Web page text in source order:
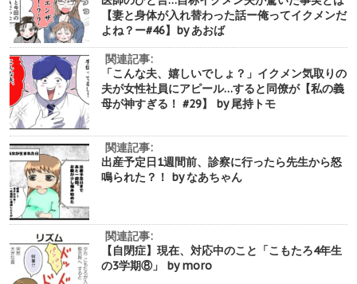
【妻と身体が入れ替わった話ー俺ってイクメンだ
よね？ー#46】by あおば
関連記事:
「こんな夫、嬉しいでしょ？」イクメン気取りの
夫が女性社員にアピール…すると同僚が【私の義
母が神すぎる！ #29】 by 尾持トモ
関連記事:
出産予定日1週間前、診察に行ったら先生から怒
鳴られた？！ by なあちゃん
関連記事:
【自閉症】現在、対応中のこと「こもたろ4年生
の3学期⑧」 by moro